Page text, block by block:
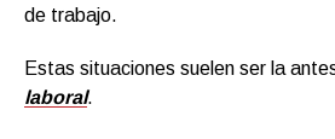
de trabajo.
Estas situaciones suelen ser la
laboral.